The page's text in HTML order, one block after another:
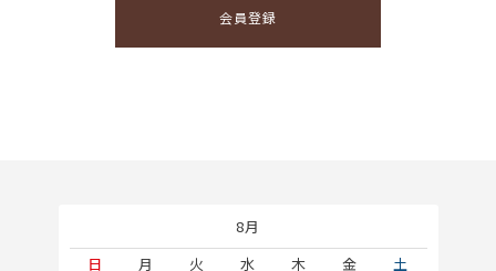
会員登録
8月
日
月 火 水 木 金
土